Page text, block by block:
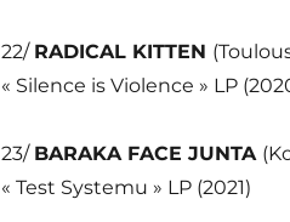
22/ RADICAL KITTEN
« Silence is Violence » LP
23/ BARAKA FACE JUNTA
« Test Systemu » LP (2021)